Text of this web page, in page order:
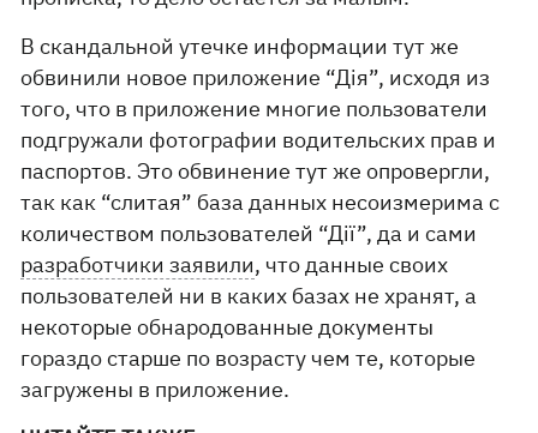
В скандальной утечке информации тут же
обвинили новое приложение “Дія”, исходя из
того, что в приложение многие пользователи
подгружали фотографии водительских прав и
паспортов. Это обвинение тут же опровергли,
так как “слитая” база данных несоизмерима с
количеством пользователей “Дії”, да и сами
разработчики заявили, что данные своих
пользователей ни в каких базах не хранят, а
некоторые обнародованные документы
гораздо старше по возрасту чем те, которые
загружены в приложение.